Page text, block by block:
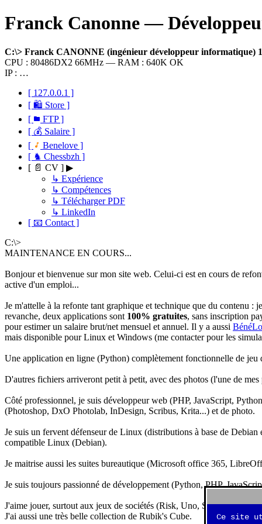
Franck Canonne —
C:\> Franck CANONNE (ingénieur développeur informatique)
CPU : 80486DX2 66MHz — RAM : 640K OK
IP : …
[ 127.0.0.1 ]
[ 🛍 Store ]
[
FTP ]
[ 💰 Salaire ]
[
Benelove ]
[ ♞ Chessbzh ]
[ 📄 CV ] ▶
↳ Expérience
↳ Compétences
↳ Télécharger PDF
↳ LinkedIn
[ 📧 Contact ]
C:\>
MAINTENANCE EN COURS...
Bonjour et bienvenue sur mon site web. Celui-ci est en cours de
active d'un emploi...
Je m'attelle à la refonte tant graphique et technique que du contenu :
revanche, deux applications sont 100% gratuites, sans inscription
pour estimer un salaire brut/net mensuel et annuel. Il y a aussi
mais disponible pour Linux et Windows (me contacter pour les
Une application en ligne (Python) complètement fonctionnelle de
D'autres fichiers arriveront petit à petit, avec des photos (l'une de mes
Côté professionnel, je suis développeur web (PHP, JavaScript,
(Photoshop, DxO Photolab, InDesign, Scribus, Krita...) et de photo.
Je suis un fervent défenseur de Linux (distributions à base de
compatible Linux (Debian).
Je maitrise aussi les suites bureautique (Microsoft office 365,
Je suis toujours passionné de développement (Python, PHP,
J'aime jouer, surtout aux jeux de sociétés (Risk, Uno, Scrabble...),
J'ai aussi une très belle collection de Rubik's Cube.
Ce site